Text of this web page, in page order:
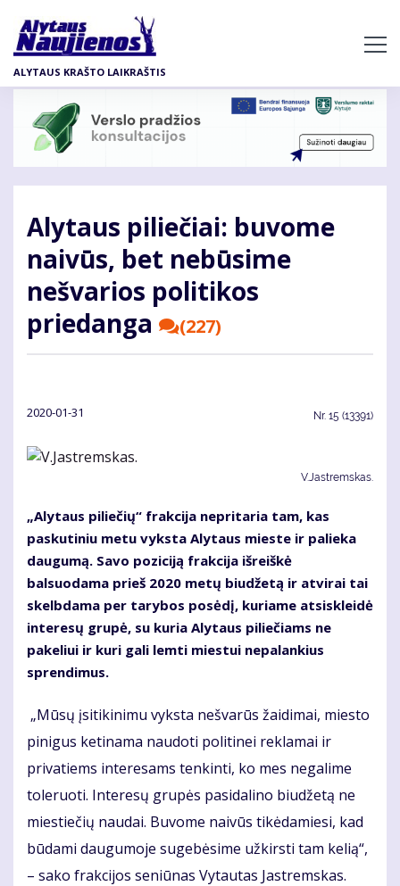
pagrindinį
turinį
ALYTAUS KRAŠTO LAIKRAŠTIS
Alytaus piliečiai: buvome
naivūs, bet nebūsime
nešvarios politikos
priedanga
(227)
2020-01-31 Nr. 15 (13391)
V.Jastremskas.
„Alytaus piliečių“ frakcija nepritaria tam, kas
paskutiniu metu vyksta Alytaus mieste ir palieka
daugumą. Savo poziciją frakcija išreiškė
balsuodama prieš 2020 metų biudžetą ir atvirai tai
skelbdama per tarybos posėdį, kuriame atsiskleidė
interesų grupė, su kuria Alytaus piliečiams ne
pakeliui ir kuri gali lemti miestui nepalankius
sprendimus.
„Mūsų įsitikinimu vyksta nešvarūs žaidimai, miesto
pinigus ketinama naudoti politinei reklamai ir
privatiems interesams tenkinti, ko mes negalime
toleruoti. Interesų grupės pasidalino biudžetą ne
miestiečių naudai. Buvome naivūs tikėdamiesi, kad
būdami daugumoje sugebėsime užkirsti tam kelią“,
– sako frakcijos seniūnas Vytautas Jastremskas.